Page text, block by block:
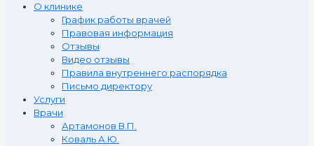
О клинике
График работы врачей
Правовая информация
Отзывы
Видео отзывы
Правила внутреннего распорядка
Письмо директору
Услуги
Врачи
Артамонов В.П.
Коваль А.Ю.